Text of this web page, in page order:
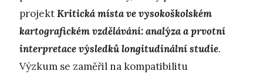
projektKritická místa ve vysokoškolském
kartografickém vzdělávání: analýza a prvotní
interpretace výsledků longitudinální studie.
Výzkum se zaměřil na kompatibilitu